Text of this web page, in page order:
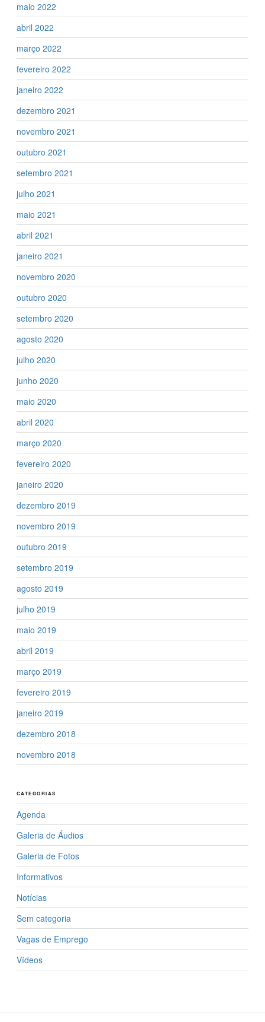
maio 2022
abril 2022
março 2022
fevereiro 2022
janeiro 2022
dezembro 2021
novembro 2021
outubro 2021
setembro 2021
julho 2021
maio 2021
abril 2021
janeiro 2021
novembro 2020
outubro 2020
setembro 2020
agosto 2020
julho 2020
junho 2020
maio 2020
abril 2020
março 2020
fevereiro 2020
janeiro 2020
dezembro 2019
novembro 2019
outubro 2019
setembro 2019
agosto 2019
julho 2019
maio 2019
abril 2019
março 2019
fevereiro 2019
janeiro 2019
dezembro 2018
novembro 2018
CATEGORIAS
Agenda
Galeria de Áudios
Galeria de Fotos
Informativos
Notícias
Sem categoria
Vagas de Emprego
Vídeos